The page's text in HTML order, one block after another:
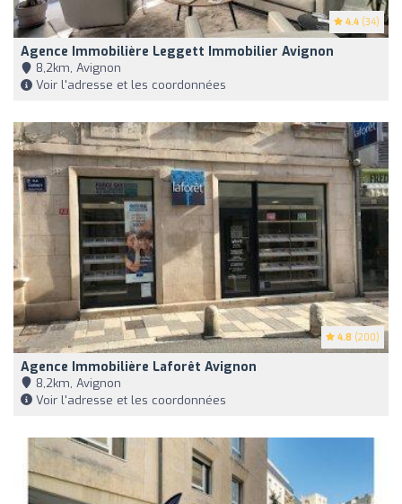
4.4 (34)
Agence Immobilière Leggett Immobilier Avignon
8,2km, Avignon
Voir l'adresse et les coordonnées
4.8 (200)
Agence Immobilière Laforêt Avignon
8,2km, Avignon
Voir l'adresse et les coordonnées